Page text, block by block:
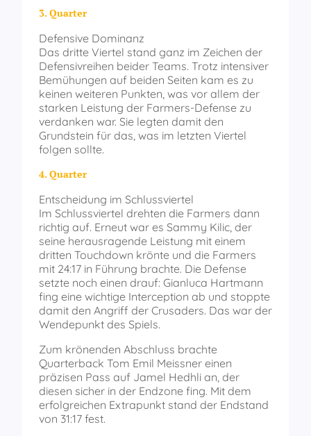
3. Quarter
Defensive Dominanz
Das dritte Viertel stand ganz im Zeichen der
Defensivreihen beider Teams. Trotz intensiver
Bemühungen auf beiden Seiten kam es zu
keinen weiteren Punkten, was vor allem der
starken Leistung der Farmers-Defense zu
verdanken war. Sie legten damit den
Grundstein für das, was im letzten Viertel
folgen sollte.
4. Quarter
Entscheidung im Schlussviertel
Im Schlussviertel drehten die Farmers dann
richtig auf. Erneut war es Sammy Kilic, der
seine herausragende Leistung mit einem
dritten Touchdown krönte und die Farmers
mit 24:17 in Führung brachte. Die Defense
setzte noch einen drauf: Gianluca Hartmann
fing eine wichtige Interception ab und stoppte
damit den Angriff der Crusaders. Das war der
Wendepunkt des Spiels.
Zum krönenden Abschluss brachte
Quarterback Tom Emil Meissner einen
präzisen Pass auf Jamel Hedhli an, der
diesen sicher in der Endzone fing. Mit dem
erfolgreichen Extrapunkt stand der Endstand
von 31:17 fest.